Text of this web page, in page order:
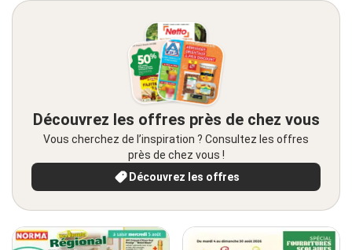
Découvrez les offres près de chez vous
Vous cherchez de l’inspiration ? Consultez les offres
près de chez vous !
Découvrez les offres